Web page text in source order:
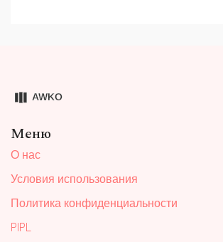
Меню
О нас
Условия использования
Политика конфиденциальности
PIPL